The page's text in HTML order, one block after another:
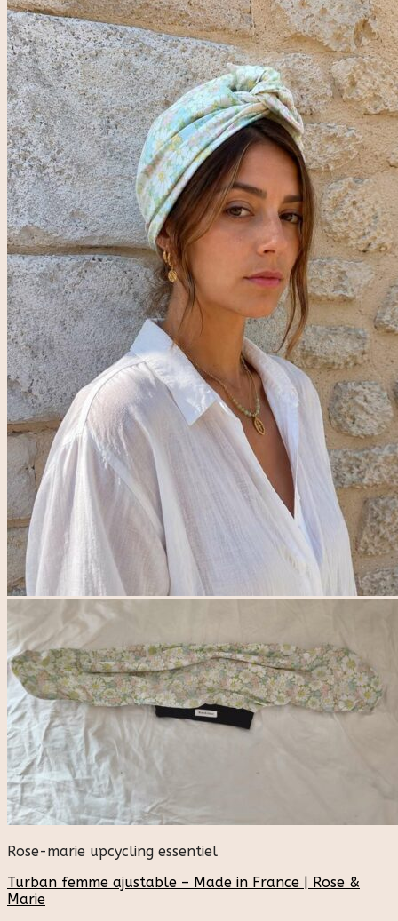
Rose-marie upcycling essentiel
Turban femme ajustable – Made in France | Rose &
Marie